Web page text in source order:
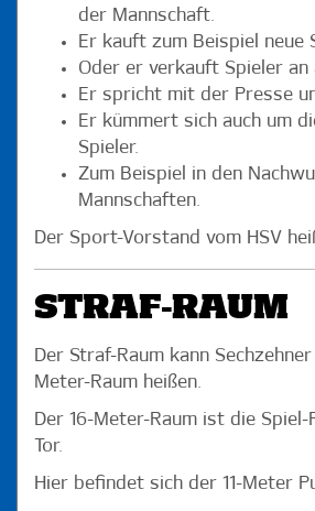
der Mannschaft.
Er kauft zum Beispiel neue
Oder er verkauft Spieler an
Er spricht mit der Presse
Er kümmert sich auch um
Spieler.
Zum Beispiel in den
Mannschaften.
Der Sport-Vorstand vom HSV
STRAF-RAUM
Der Straf-Raum kann
Meter-Raum heißen.
Der 16-Meter-Raum ist die Spiel-
Tor.
Hier befindet sich der 11-Meter